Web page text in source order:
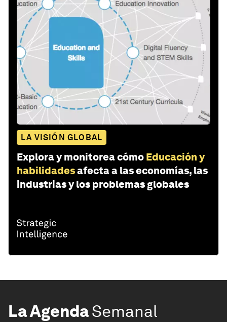
LA VISIÓN GLOBAL
Explora y monitorea cómo Educación y
habilidadesafecta a las economías, las
industrias y los problemas globales
La AgendaSemanal